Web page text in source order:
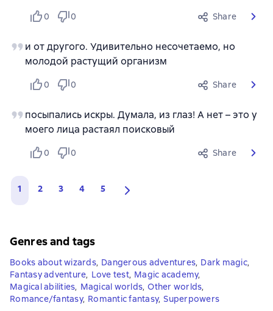
0 0 Share
и от другого. Удивительно несочетаемо, но
молодой растущий организм
0 0 Share
посыпались искры. Думала, из глаз! А нет – это у
моего лица растаял поисковый
0 0 Share
1 2 3 4 5
Genres and tags
Books about wizards, Dangerous adventures, Dark magic,
Fantasy adventure, Love test, Magic academy,
Magical abilities, Magical worlds, Other worlds,
Romance/fantasy, Romantic fantasy, Superpowers